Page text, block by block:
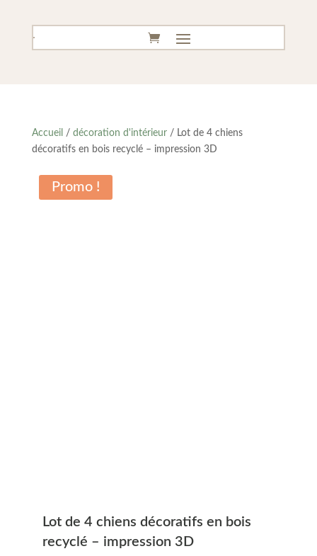
Accueil / décoration d'intérieur/ Lot de 4 chiens
décoratifs en bois recyclé – impression 3D
Promo !
Lot de 4 chiens décoratifs en bois
recyclé – impression 3D